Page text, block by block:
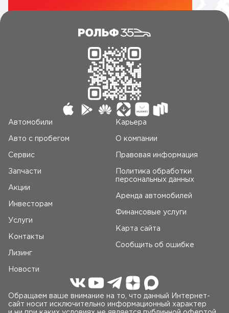
Автомобили
Авто c пробегом
Сервис
Запчасти
Акции
Инвесторам
Услуги
Контакты
Лизинг
Новости
Карьера
О компании
Правовая информация
Политика обработки
персональных данных
Аренда автомобилей
Финансовые услуги
Карта сайта
Сообщить об ошибке
Обращаем ваше внимание на то, что данный Интернет-
сайт носит исключительно информационный характер